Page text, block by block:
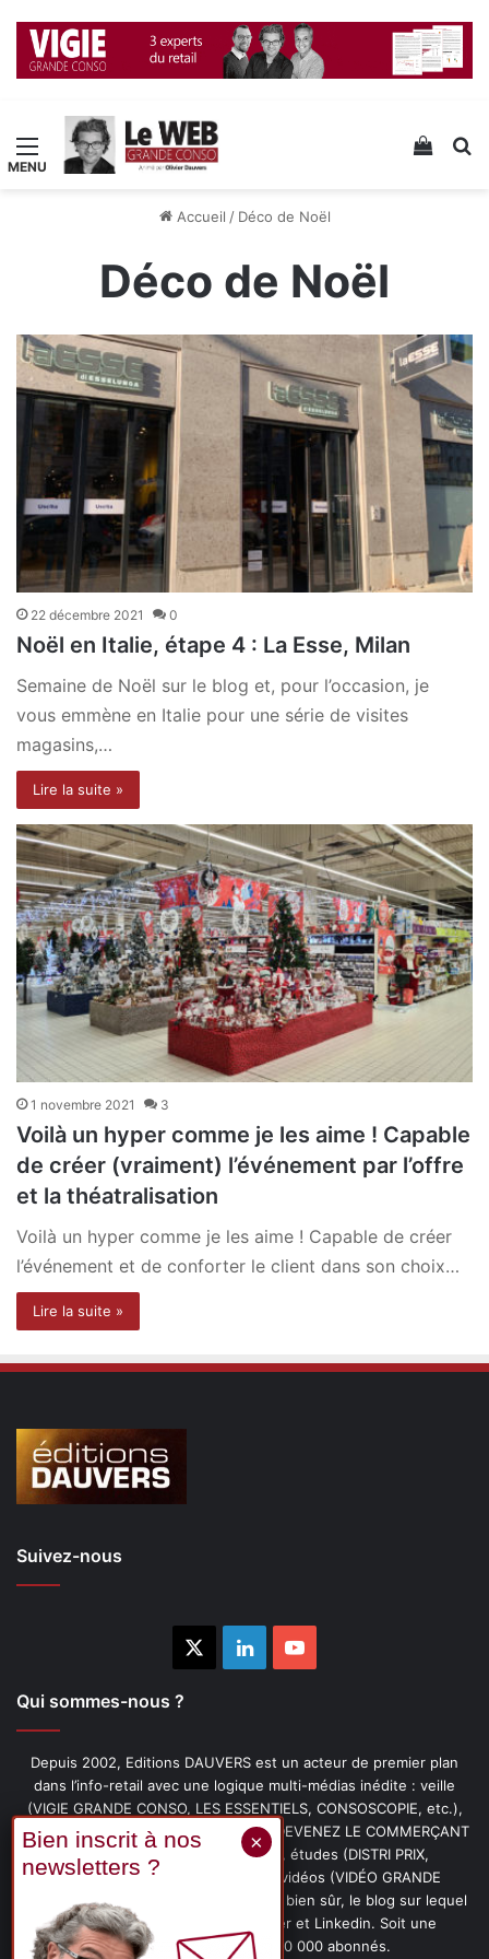
Menu Voir
Accueil / Déco de Noël
Déco de Noël
22 décembre 2021 0
Noël en Italie, étape 4 : La Esse, Milan
Semaine de Noël sur le blog et, pour l’occasion, je
vous emmène en Italie pour une série de visites
magasins,…
Lire la suite »
1 novembre 2021 3
Voilà un hyper comme je les aime ! Capable
de créer (vraiment) l’événement par l’offre
et la théatralisation
Voilà un hyper comme je les aime ! Capable de créer
l’événement et de conforter le client dans son choix…
Lire la suite »
Suivez-nous
LinkedinYouTube
Qui sommes-nous ?
Depuis 2002, Editions DAUVERS est un acteur de premier plan
dans l’info-retail avec une logique multi-médias inédite : veille
(VIGIE GRANDE CONSO, LES ESSENTIELS, CONSOSCOPIE, etc.),
livres (PENSER-CLIENT, IMAGE-PRIX, DEVENEZ LE COMMERÇANT
PRÉFÉRÉ DE VOS CLIENTS, etc.), études (DISTRI PRIX,
PROMOFLASH, DRIVE INSIGHTS), vidéos (VIDÉO GRANDE
CONSO), podcasts (CAFÉ CONSO) et, bien sûr, le blog sur lequel
vous êtes, ainsi que les fils Twitter et Linkedin. Soit une
communauté de plus de 150 000 abonnés.